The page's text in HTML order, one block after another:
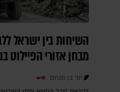
השיחות בין ישראל
מבחן אזורי הפיילוט
יוני בן מנחם